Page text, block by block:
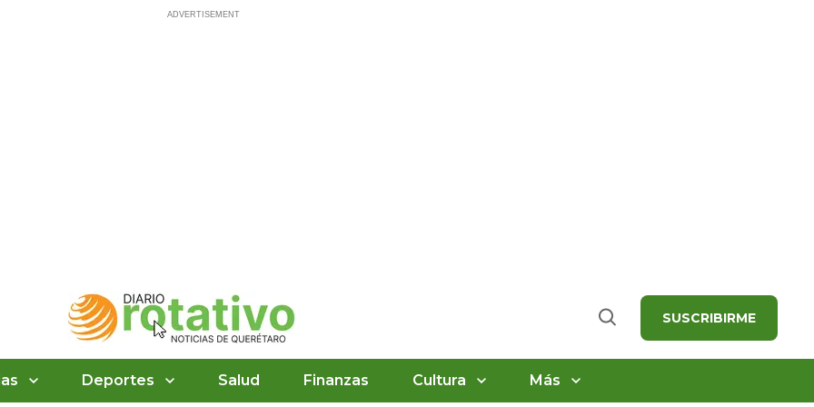
Buscar SUSCRIBIRME
Deportes Salud Finanzas Cultura Más